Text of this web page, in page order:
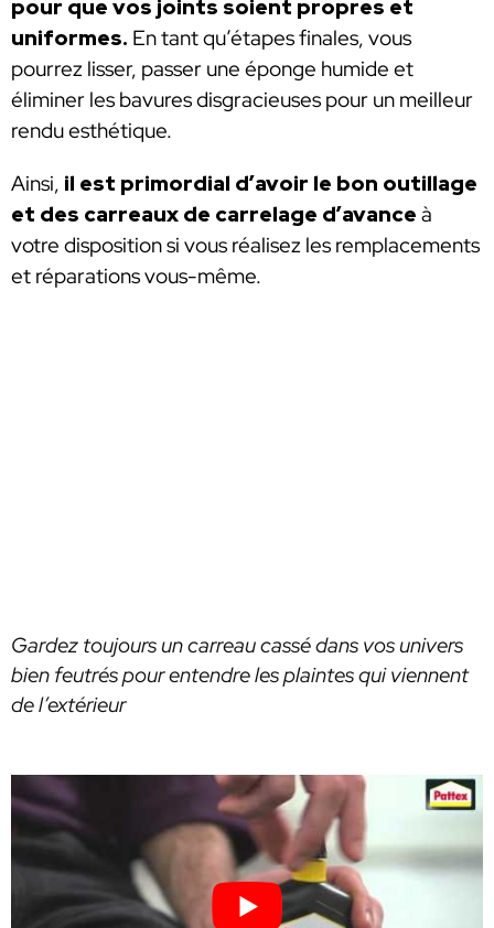
pour que vos joints soient propres et
uniformes. En tant qu’étapes finales, vous
pourrez lisser, passer une éponge humide et
éliminer les bavures disgracieuses pour un meilleur
rendu esthétique.
Ainsi, il est primordial d’avoir le bon outillage
et des carreaux de carrelage d’avance à
votre disposition si vous réalisez les remplacements
et réparations vous-même.
Gardez toujours un carreau cassé dans vos univers
bien feutrés pour entendre les plaintes qui viennent
de l’extérieur